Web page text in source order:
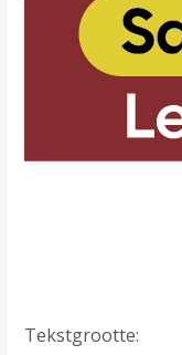
Tekstgrootte: